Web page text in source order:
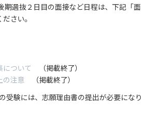
２日目の面接など日程は、下記「面
さい。
について
（掲載終了）
の注意 （掲載終了）
は、志願理由書の提出が必要になり